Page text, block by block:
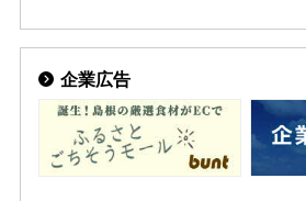
企業広告